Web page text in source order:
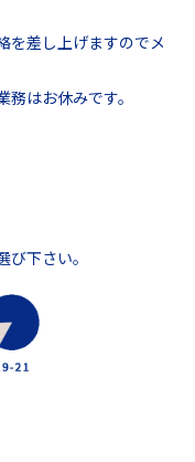
を差し上げますのでメ
はお休みです。
下さい。